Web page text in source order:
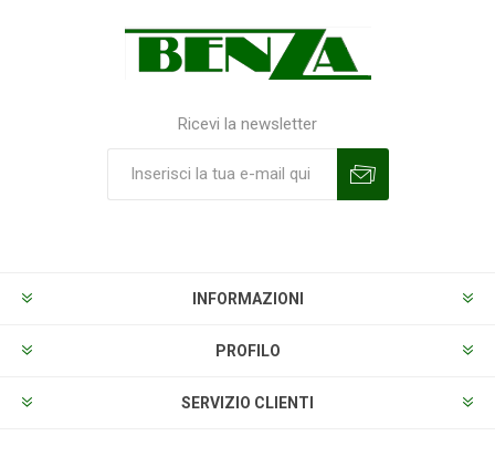
Ricevi la newsletter
INFORMAZIONI
PROFILO
SERVIZIO CLIENTI